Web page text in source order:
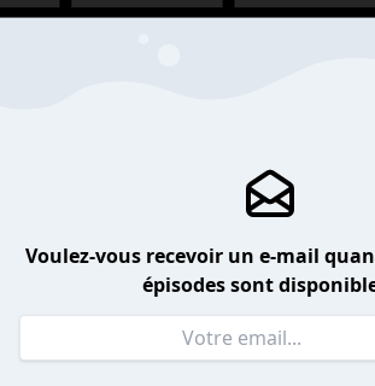
Voulez-vous recevoir un e-mail
épisodes sont